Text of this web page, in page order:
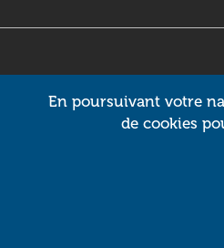
Intuitiv InteractiveEn poursuivant votre
de cookies